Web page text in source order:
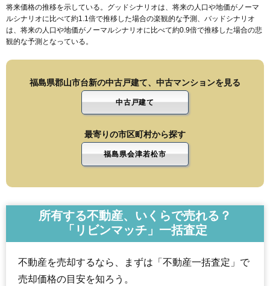
将来価格の推移を示している。グッドシナリオは、将来の人口や地価がノーマ
ルシナリオに比べて約1.1倍で推移した場合の楽観的な予測、バッドシナリオ
は、将来の人口や地価がノーマルシナリオに比べて約0.9倍で推移した場合の悲
観的な予測となっている。
福島県郡山市台新の中古戸建て、中古マンションを見る
中古戸建て
最寄りの市区町村から探す
福島県会津若松市
所有する不動産、いくらで売れる？
「リビンマッチ」一括査定
不動産を売却するなら、まずは「不動産一括査定」で
売却価格の目安を知ろう。